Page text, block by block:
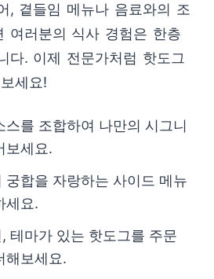
, 곁들임 메뉴나 음료와의 조
여러분의 식사 경험은 한층
다. 이제 전문가처럼 핫도그
세요!
스를 조합하여 나만의 시그니
보세요.
궁합을 자랑하는 사이드 메뉴
세요.
테마가 있는 핫도그를 주문
해보세요.